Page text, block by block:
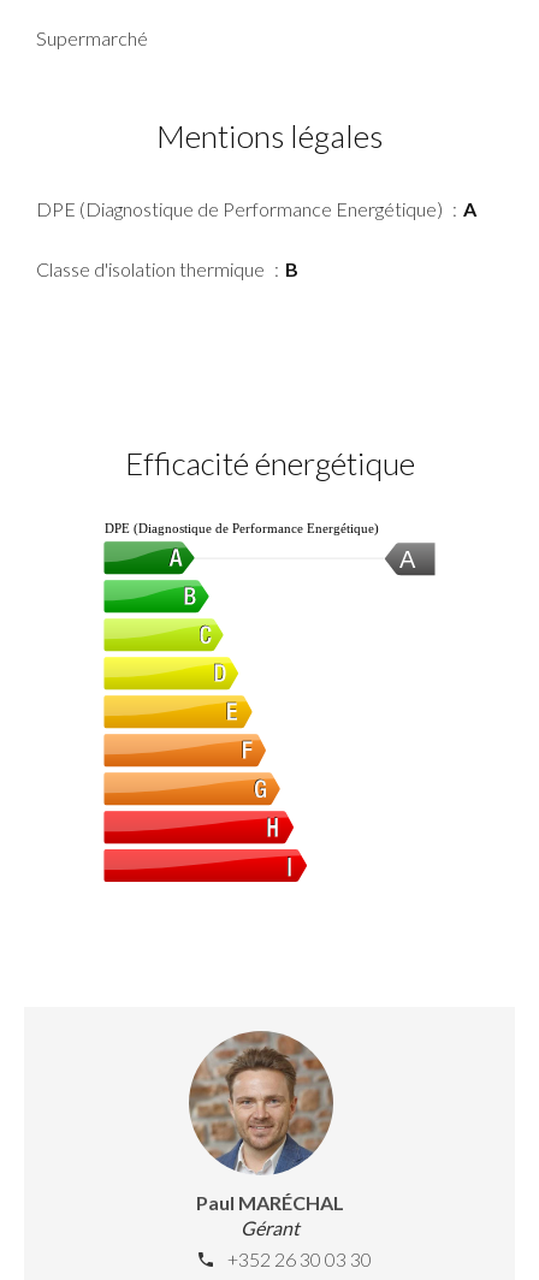
Supermarché
Mentions légales
DPE (Diagnostique de Performance Energétique) A
Classe d'isolation thermique B
Efficacité énergétique
A
DPE (Diagnostique de Performance Energétique)
Paul MARÉCHAL
Gérant
+352 26 30 03 30